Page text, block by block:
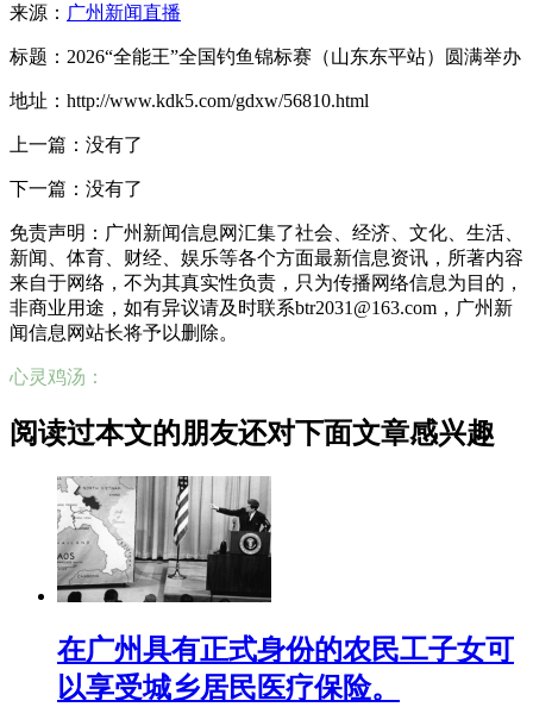
来源： 广州新闻直播
标题：2026“全能王”全国钓鱼锦标赛（山东东平站）圆满举办
地址：http://www.kdk5.com/gdxw/56810.html
上一篇：没有了
下一篇：没有了
免责声明：广州新闻信息网汇集了社会、经济、文化、生活、
新闻、体育、财经、娱乐等各个方面最新信息资讯，所著内容
来自于网络，不为其真实性负责，只为传播网络信息为目的，
非商业用途，如有异议请及时联系btr2031@163.com，广州新
闻信息网站长将予以删除。
心灵鸡汤：
阅读过本文的朋友还对下面文章感兴趣
在广州具有正式身份的农民工子女可
以享受城乡居民医疗保险。